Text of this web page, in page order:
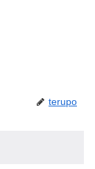
terupo